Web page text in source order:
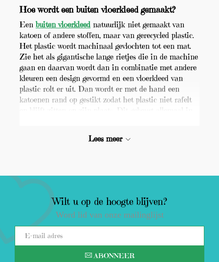
Hoe wordt een buiten vloerkleed gemaakt?
Een buiten vloerkleed natuurlijk niet gemaakt van
katoen of andere stoffen, maar van gerecycled plastic.
Het plastic wordt machinaal gevlochten tot een mat.
Zie het als gigantische lange rietjes die in de machine
gaan en daarvan wordt dan in combinatie met andere
kleuren een design gevormd en een vloerkleed van
plastic rolt er uit. Dan wordt er met de hand een
katoenen rand op gestikt zodat het plastic niet rafelt
en blijft zitten op zijn plaats. Dit gebeurt allemaal in
Lees meer
Wilt u op de hoogte blijven?
Word lid van onze mailinglijst
ABONNEER